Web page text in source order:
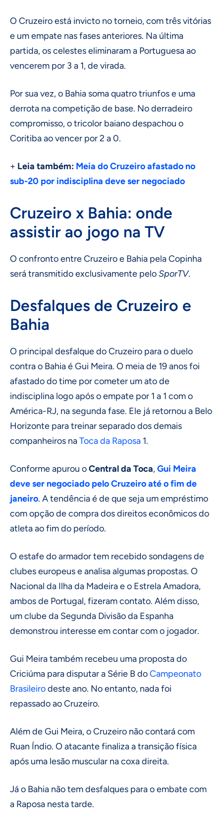
O Cruzeiro está invicto no torneio, com três vitórias
e um empate nas fases anteriores. Na última
partida, os celestes eliminaram a Portuguesa ao
vencerem por 3 a 1, de virada.
Por sua vez, o Bahia soma quatro triunfos e uma
derrota na competição de base. No derradeiro
compromisso, o tricolor baiano despachou o
Coritiba ao vencer por 2 a 0.
+ Leia também: Meia do Cruzeiro afastado no
sub-20 por indisciplina deve ser negociado
Cruzeiro x Bahia: onde
assistir ao jogo na TV
O confronto entre Cruzeiro e Bahia pela Copinha
será transmitido exclusivamente peloSporTV.
Desfalques de Cruzeiro e
Bahia
O principal desfalque do Cruzeiro para o duelo
contra o Bahia é Gui Meira. O meia de 19 anos foi
afastado do time por cometer um ato de
indisciplina logo após o empate por 1 a 1 com o
América-RJ, na segunda fase. Ele já retornou a Belo
Horizonte para treinar separado dos demais
companheiros naToca da Raposa 1.
Conforme apurou oCentral da Toca,Gui Meira
deve ser negociado pelo Cruzeiro até o fim de
janeiro. A tendência é de que seja um empréstimo
com opção de compra dos direitos econômicos do
atleta ao fim do período.
O estafe do armador tem recebido sondagens de
clubes europeus e analisa algumas propostas. O
Nacional da Ilha da Madeira e o Estrela Amadora,
ambos de Portugal, fizeram contato. Além disso,
um clube da Segunda Divisão da Espanha
demonstrou interesse em contar com o jogador.
Gui Meira também recebeu uma proposta do
Criciúma para disputar a Série B doCampeonato
Brasileirodeste ano. No entanto, nada foi
repassado ao Cruzeiro.
Além de Gui Meira, o Cruzeiro não contará com
Ruan Índio. O atacante finaliza a transição física
após uma lesão muscular na coxa direita.
Já o Bahia não tem desfalques para o embate com
a Raposa nesta tarde.